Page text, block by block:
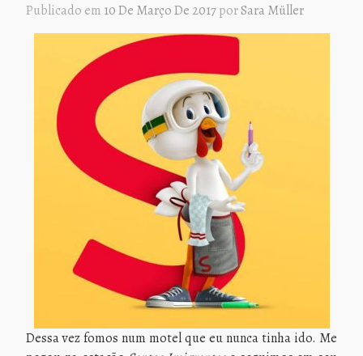
Publicado em 10 De Março De 2017porSara Müller
Dessa vez fomos num motel que eu nunca tinha ido. Me